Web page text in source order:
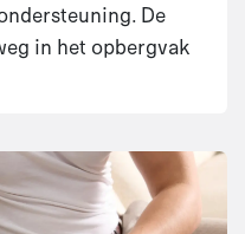
De
in het opbergvak